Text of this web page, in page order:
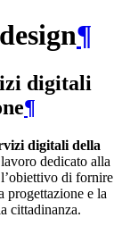
¶
digitali
¶
digitali della
dedicato alla
di fornire
progettazione e la
cittadinanza.